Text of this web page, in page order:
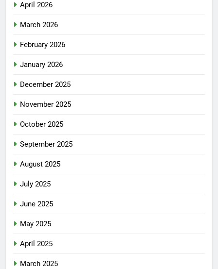
April 2026
March 2026
February 2026
January 2026
December 2025
November 2025
October 2025
September 2025
August 2025
July 2025
June 2025
May 2025
April 2025
March 2025